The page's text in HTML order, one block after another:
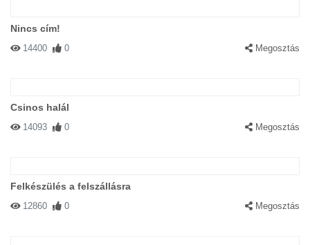
Nincs cím!
14400 0 Megosztás
Csinos halál
14093 0 Megosztás
Felkészülés a felszállásra
12860 0 Megosztás